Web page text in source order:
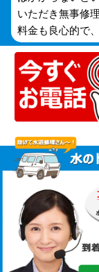
いただき無事修
料金も良心的で